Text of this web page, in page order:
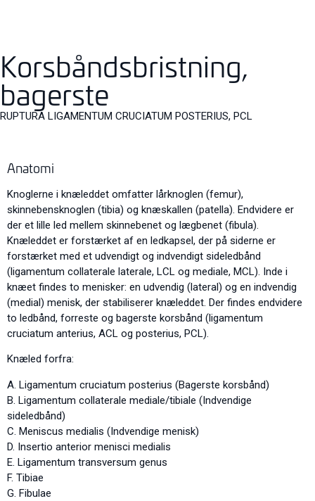
Korsbåndsbristning,
bagerste
RUPTURA LIGAMENTUM CRUCIATUM POSTERIUS, PCL
Anatomi
Knoglerne i knæleddet omfatter lårknoglen (femur),
skinnebensknoglen (tibia) og knæskallen (patella). Endvidere er
der et lille led mellem skinnebenet og lægbenet (fibula).
Knæleddet er forstærket af en ledkapsel, der på siderne er
forstærket med et udvendigt og indvendigt sideledbånd
(ligamentum collaterale laterale, LCL og mediale, MCL). Inde i
knæet findes to menisker: en udvendig (lateral) og en indvendig
(medial) menisk, der stabiliserer knæleddet. Der findes endvidere
to ledbånd, forreste og bagerste korsbånd (ligamentum
cruciatum anterius, ACL og posterius, PCL).
Knæled forfra:
A. Ligamentum cruciatum posterius (Bagerste korsbånd)
B. Ligamentum collaterale mediale/tibiale (Indvendige
sideledbånd)
C. Meniscus medialis (Indvendige menisk)
D. Insertio anterior menisci medialis
E. Ligamentum transversum genus
F. Tibiae
G. Fibulae